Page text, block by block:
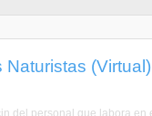
(Virtual)
del personal que labora